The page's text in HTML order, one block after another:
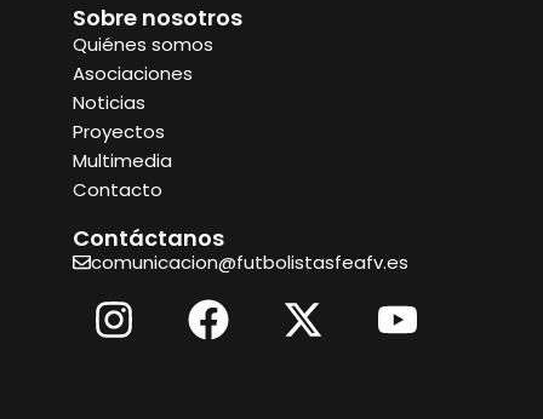
Sobre nosotros
Quiénes somos
Asociaciones
Noticias
Proyectos
Multimedia
Contacto
Contáctanos
comunicacion@futbolistasfeafv.es